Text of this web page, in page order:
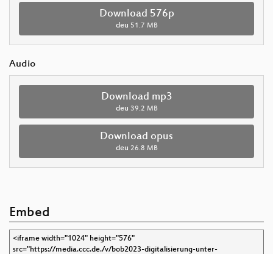
Download 576p
deu 51.7 MB
Audio
Download mp3
deu 39.2 MB
Download opus
deu 26.8 MB
Embed